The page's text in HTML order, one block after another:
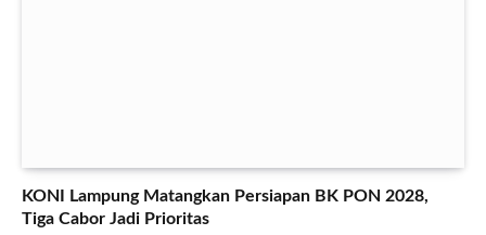
KONI Lampung Matangkan Persiapan BK PON 2028,
Tiga Cabor Jadi Prioritas